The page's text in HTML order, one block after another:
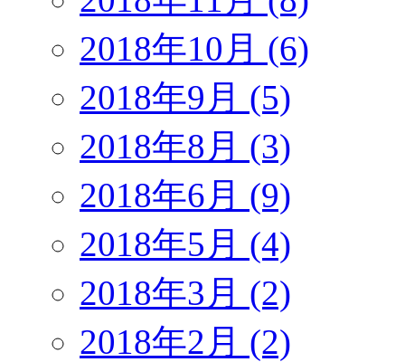
2018年10月 (6)
2018年9月 (5)
2018年8月 (3)
2018年6月 (9)
2018年5月 (4)
2018年3月 (2)
2018年2月 (2)